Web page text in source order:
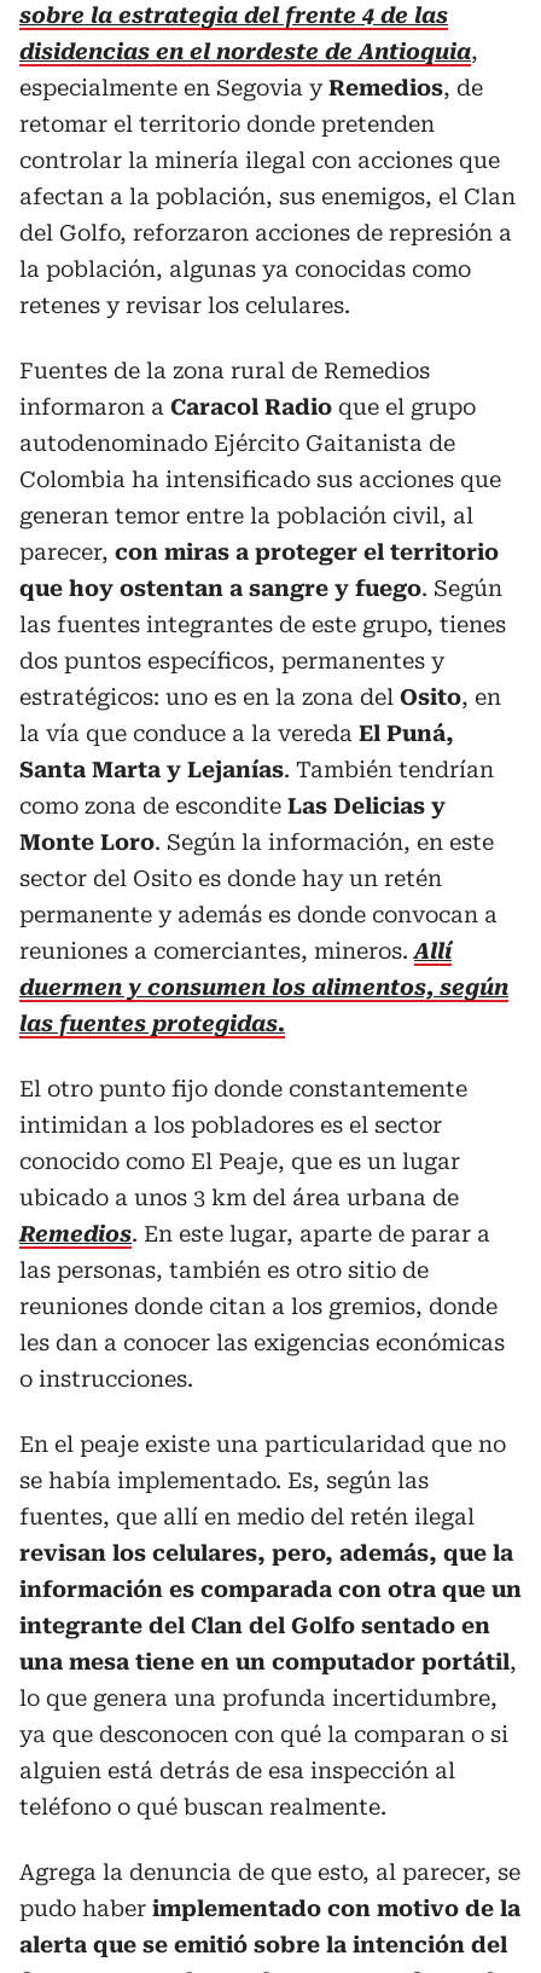
sobre la estrategia del frente 4 de las
disidencias en el nordeste de Antioquia,
especialmente en Segovia yRemedios, de
retomar el territorio donde pretenden
controlar la minería ilegal con acciones que
afectan a la población, sus enemigos, el Clan
del Golfo, reforzaron acciones de represión a
la población, algunas ya conocidas como
retenes y revisar los celulares.
Fuentes de la zona rural de Remedios
informaron a Caracol Radio que el grupo
autodenominado Ejército Gaitanista de
Colombia ha intensificado sus acciones que
generan temor entre la población civil, al
parecer, con miras a proteger el territorio
que hoy ostentan a sangre y fuego. Según
las fuentes integrantes de este grupo, tienes
dos puntos específicos, permanentes y
estratégicos: uno es en la zona del Osito, en
la vía que conduce a la vereda El Puná,
Santa Marta y Lejanías. También tendrían
como zona de escondite Las Delicias y
Monte Loro. Según la información, en este
sector del Osito es donde hay un retén
permanente y además es donde convocan a
reuniones a comerciantes, mineros.Allí
duermen y consumen los alimentos, según
las fuentes protegidas.
El otro punto fijo donde constantemente
intimidan a los pobladores es el sector
conocido como El Peaje, que es un lugar
ubicado a unos 3 km del área urbana de
Remedios. En este lugar, aparte de parar a
las personas, también es otro sitio de
reuniones donde citan a los gremios, donde
les dan a conocer las exigencias económicas
o instrucciones.
En el peaje existe una particularidad que no
se había implementado. Es, según las
fuentes, que allí en medio del retén ilegal
revisan los celulares, pero, además, que la
información es comparada con otra que un
integrante del Clan del Golfo sentado en
una mesa tiene en un computador portátil,
lo que genera una profunda incertidumbre,
ya que desconocen con qué la comparan o si
alguien está detrás de esa inspección al
teléfono o qué buscan realmente.
Agrega la denuncia de que esto, al parecer, se
pudo haber implementado con motivo de la
alerta que se emitió sobre la intención del